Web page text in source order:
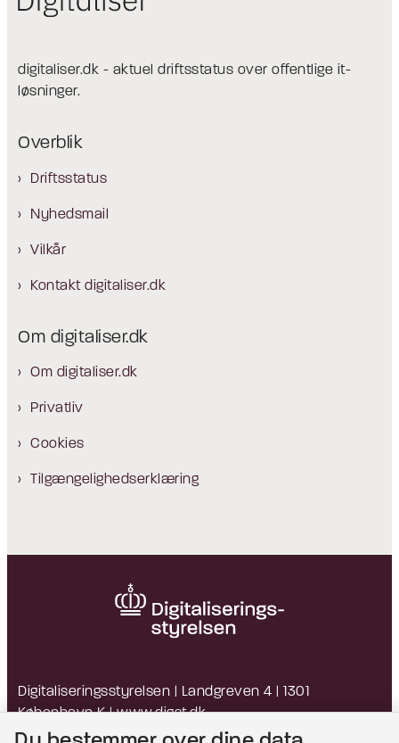
digitaliser.dk - aktuel driftsstatus over offentlige it-
løsninger.
Overblik
Driftsstatus
Nyhedsmail
Vilkår
Kontakt digitaliser.dk
Om digitaliser.dk
Om digitaliser.dk
Privatliv
Cookies
Tilgængelighedserklæring
Digitaliseringsstyrelsen | Landgreven 4 | 1301
København K |www.digst.dk
EAN: 5798009814203 | CVR: 34051178